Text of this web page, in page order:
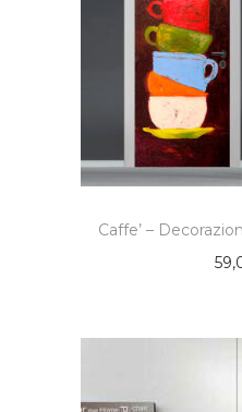
Caffe’ –